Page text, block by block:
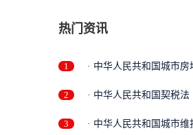
热门资讯
1 · 中华人民共和国城市
2 · 中华人民共和国契税法
3 · 中华人民共和国城市